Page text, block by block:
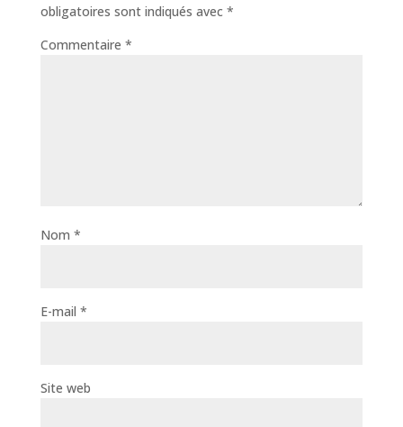
obligatoires sont indiqués avec *
Commentaire *
Nom *
E-mail *
Site web